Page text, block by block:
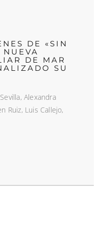
DE «SIN
DE MAR
SU
Alexandra
Ruiz, Luis Callejo,